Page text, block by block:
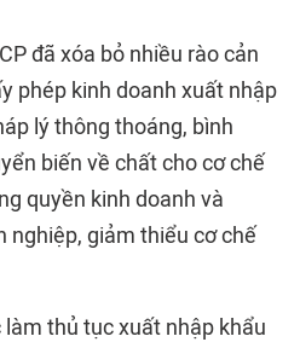
đã xóa bỏ nhiều rào cản
phép kinh doanh xuất nhập
lý thông thoáng, bình
biến về chất cho cơ chế
quyền kinh doanh và
nghiệp, giảm thiểu cơ chế
thủ tục xuất nhập khẩu